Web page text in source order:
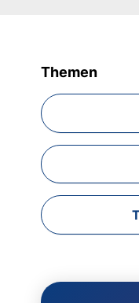
Themen